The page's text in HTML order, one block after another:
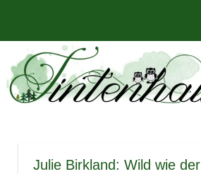
springen
Tintenhain
–
Der
Rezensionen
und
mehr
Julie Birkland: Wild wie